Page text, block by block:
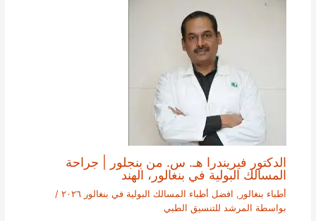
الدكتور فيريندرا هـ. س. من بنجلور | جراحة
المسالك البولية في بنغالور، الهند
أطباء بنغالور , افضل أطباء المسالك البولية في بنغالور ٢٠٢٦
/
بواسطة المرشد للتنسيق الطبي